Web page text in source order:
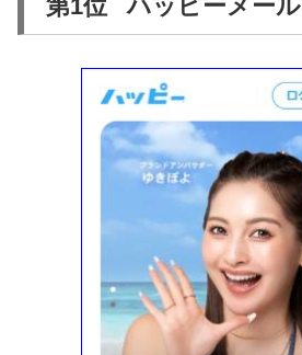
第1位 ハッピーメール